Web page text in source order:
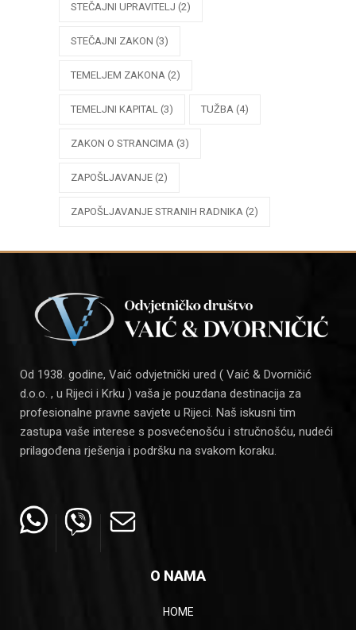
STEČAJNI UPRAVITELJ (2)
STEČAJNI ZAKON (3)
TEMELJEM ZAKONA (2)
TEMELJNI KAPITAL (3) TUŽBA (4)
ZAKON O STRANCIMA (3)
ZAPOŠLJAVANJE (2)
ZAPOŠLJAVANJE STRANIH RADNIKA (2)
Od 1938. godine, Vaić odvjetnički ured ( Vaić & Dvorničić
d.o.o. , u Rijeci i Krku ) vaša je pouzdana destinacija za
profesionalne pravne savjete u Rijeci. Naš iskusni tim
zastupa vaše interese s posvećenošću i stručnošću, nudeći
prilagođena rješenja i podršku na svakom koraku.
O NAMA
HOME